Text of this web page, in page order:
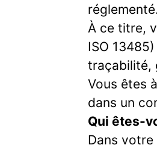
À ce titre,
ISO
traçabilité,
Vous êtes
dans un
Qui êtes-
Dans